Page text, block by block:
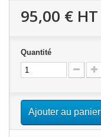
95,00 € HT
Quantité
Ajouter au panier